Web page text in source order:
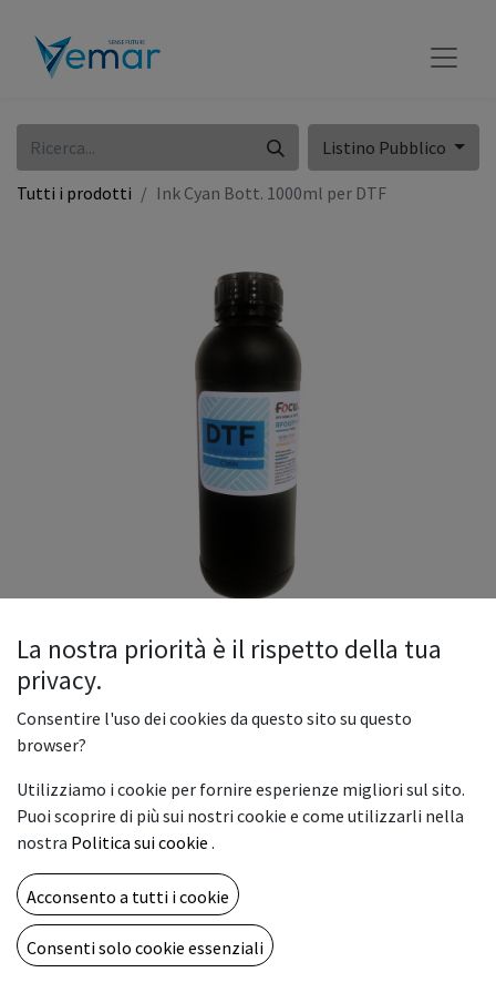
Listino Pubblico
Tutti i prodotti Ink Cyan Bott. 1000ml per DTF
Ink Cyan Bott. 1000ml per DTF
Capacità: bottiglie da 1000ml
Stampanti compatibili: Stampanti DTF Focus
79,00€
La nostra priorità è il rispetto della tua
privacy.
Consentire l'uso dei cookies da questo sito su questo
browser?
Utilizziamo i cookie per fornire esperienze migliori sul sito.
Puoi scoprire di più sui nostri cookie e come utilizzarli nella
nostra Politica sui cookie .
Acconsento a tutti i cookie
Consenti solo cookie essenziali